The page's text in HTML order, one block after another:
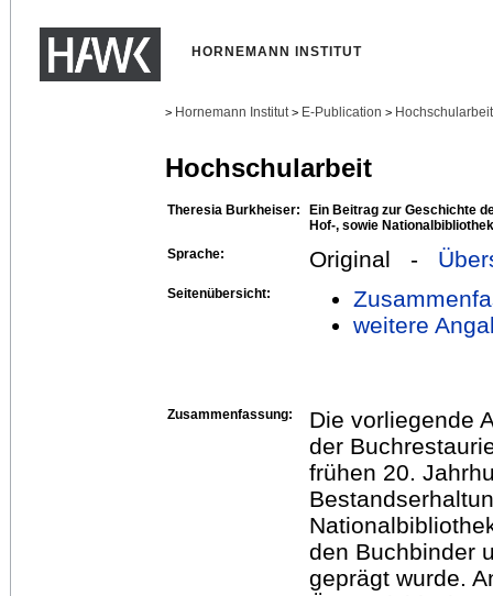
HORNEMANN INSTITUT
> Hornemann Institut > E-Publication >
Hochschularbeit
Theresia Burkheiser:
Ein Beitrag zur Geschichte
Hof-, sowie
Sprache:
Original -
Seitenübersicht:
weitere
Zusammenfassung:
Die vorliegende
der
frühen 20.
den Buchbinder
geprägt wurde.